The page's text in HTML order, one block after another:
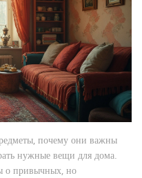
почему они важны
нужные вещи для дома.
о привычных, но